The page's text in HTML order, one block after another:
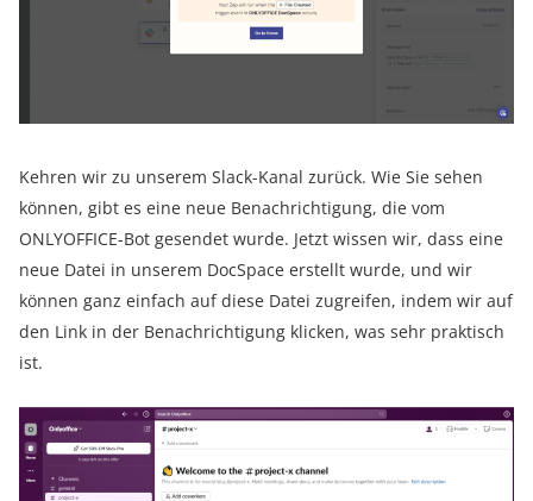
Kehren wir zu unserem Slack-Kanal zurück. Wie Sie sehen
können, gibt es eine neue Benachrichtigung, die vom
ONLYOFFICE-Bot gesendet wurde. Jetzt wissen wir, dass eine
neue Datei in unserem DocSpace erstellt wurde, und wir
können ganz einfach auf diese Datei zugreifen, indem wir auf
den Link in der Benachrichtigung klicken, was sehr praktisch
ist.